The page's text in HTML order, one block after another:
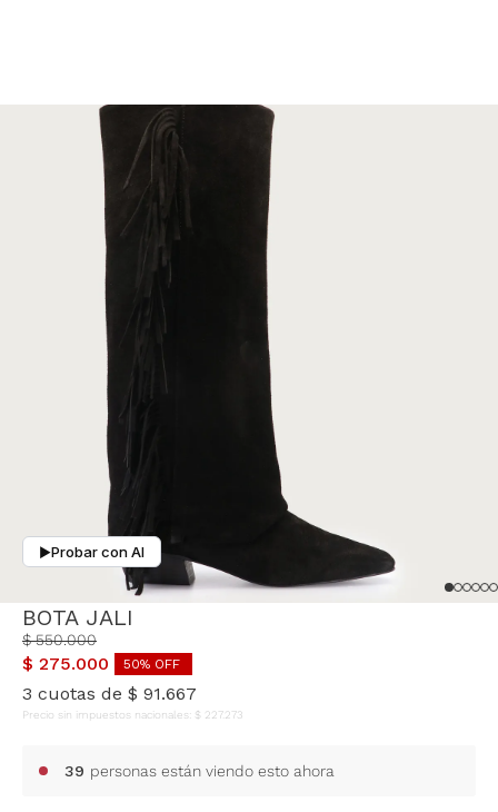
▶Probar con AI
BOTA JALI
$ 550.000
$ 275.000 50% OFF
3 cuotas de $ 91.667
Precio sin impuestos nacionales: $ 227. 273
39 personas están viendo esto ahora